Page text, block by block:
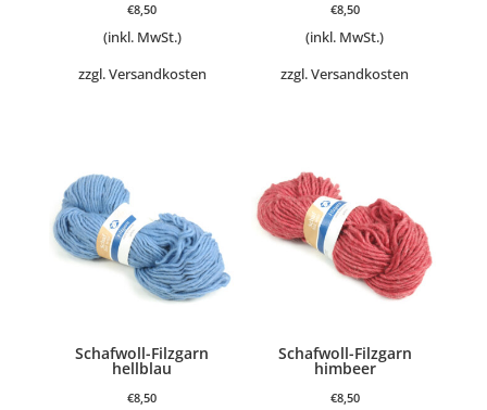
€8,50
(inkl. MwSt.)
zzgl.Versandkosten
€8,50
(inkl. MwSt.)
zzgl.Versandkosten
Schafwoll-Filzgarn
hellblau
€8,50
Schafwoll-Filzgarn
himbeer
€8,50